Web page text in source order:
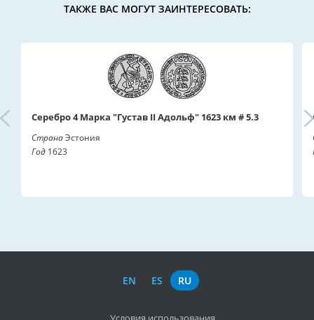
ТАКЖЕ ВАС МОГУТ ЗАИНТЕРЕСОВАТЬ:
Серебро 4 Марка "Густав II Адольф" 1623 км # 5.3
СтранаЭстония
Год 1623
EN ES RU